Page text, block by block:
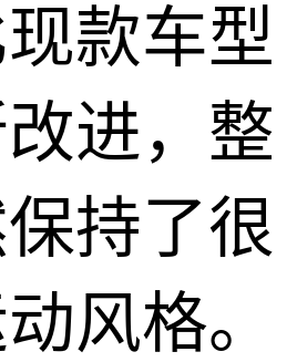
款车型
进，整
持了很
风格。